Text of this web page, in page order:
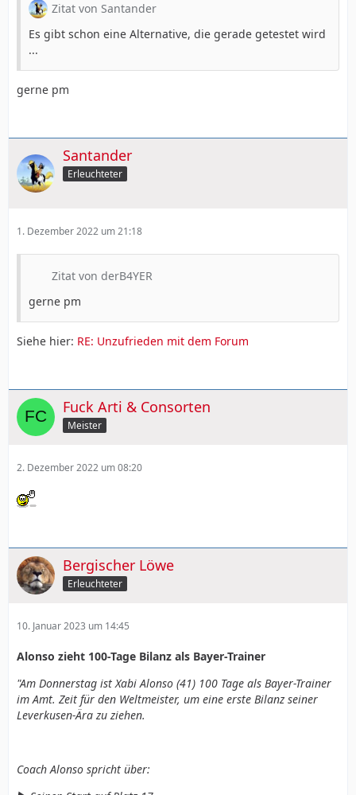
Zitat von Santander
Es gibt schon eine Alternative, die gerade getestet wird
...
gerne pm
Santander
Erleuchteter
1. Dezember 2022 um 21:18
Zitat von derB4YER
gerne pm
Siehe hier: RE: Unzufrieden mit dem Forum
Fuck Arti & Consorten
Meister
2. Dezember 2022 um 08:20
Bergischer Löwe
Erleuchteter
10. Januar 2023 um 14:45
Alonso zieht 100-Tage Bilanz als Bayer-Trainer
"Am Donnerstag ist Xabi Alonso (41) 100 Tage als Bayer-Trainer
im Amt. Zeit für den Weltmeister, um eine erste Bilanz seiner
Leverkusen-Ära zu ziehen.
Coach Alonso spricht über: